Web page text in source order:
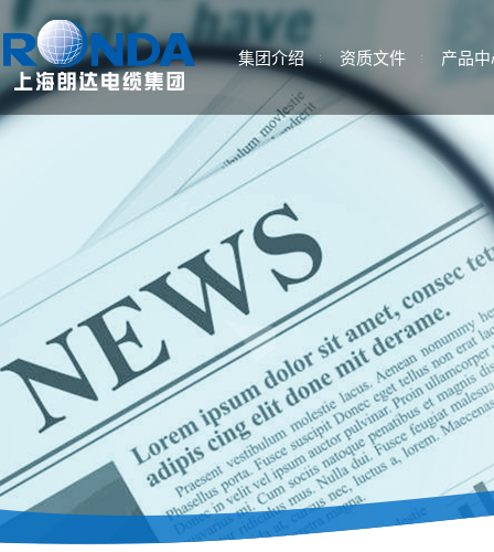
集团介绍 资质文件 产品